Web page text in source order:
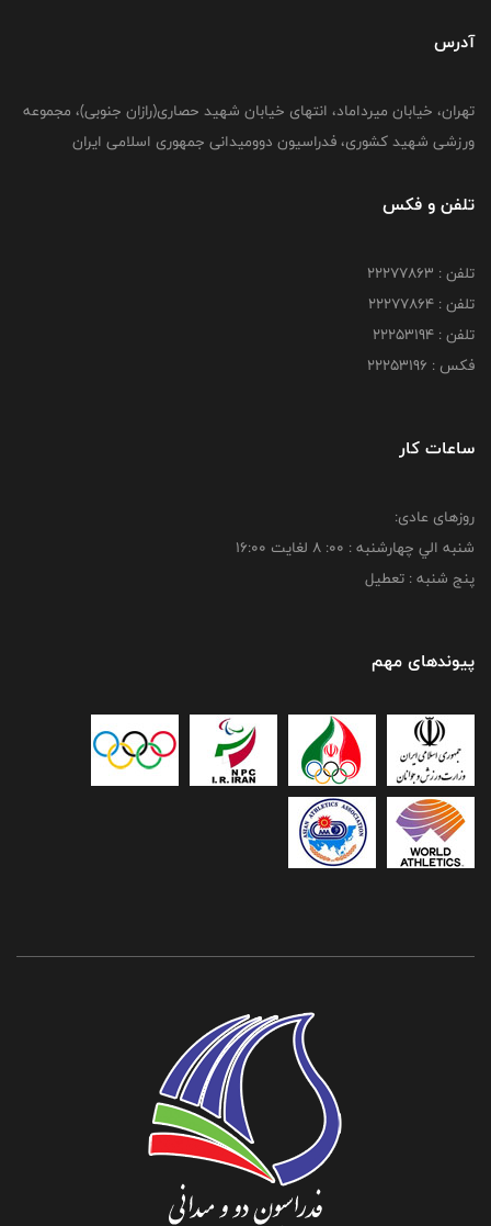
آدرس
تهران، خیابان میرداماد، انتهای خیابان شهید حصاری(رازان جنوبی)، مجموعه
ورزشی شهید کشوری، فدراسیون دوومیدانی جمهوری اسلامی ایران
تلفن و فکس
تلفن : 22277863
تلفن : 22277864
تلفن : 22253194
فکس : 22253196
ساعات کار
روزهای عادی:
شنبه الي چهارشنبه : 00: 8 لغايت 16:00
پنج شنبه : تعطیل
پیوندهای مهم